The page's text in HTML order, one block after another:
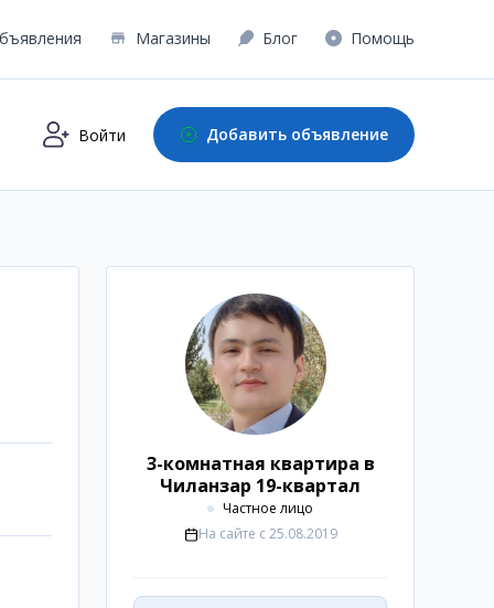
Магазины Блог Помощь
Войти Добавить объявление
3-комнатная квартира в
Чиланзар 19-квартал
Частное лицо
На сайте с 25.08.2019